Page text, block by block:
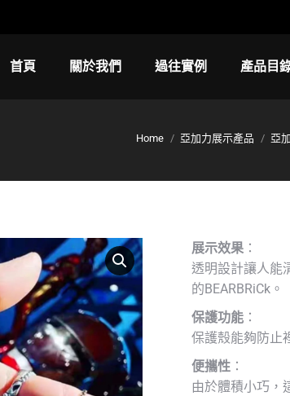
首頁 關於我們 過往實例 產品目
You
Home 亞加力展示產品 亞
展示效果：
透明設計讓人能
的BEARBRiCk。
保護功能：
保護殼能夠防止
便攜性：
由於體積小巧，